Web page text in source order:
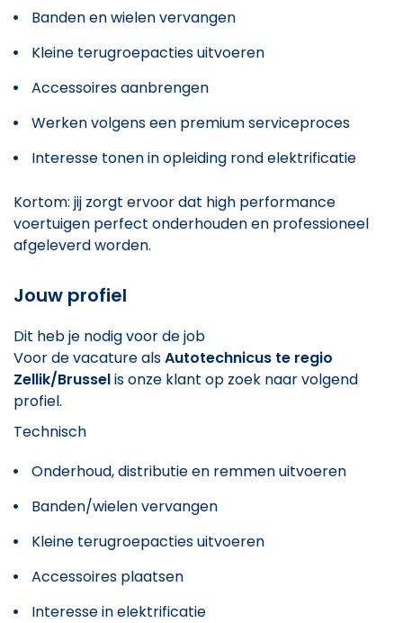
Banden en wielen vervangen
Kleine terugroepacties uitvoeren
Accessoires aanbrengen
Werken volgens een premium serviceproces
Interesse tonen in opleiding rond elektrificatie
Kortom: jij zorgt ervoor dat high performance
voertuigen perfect onderhouden en professioneel
afgeleverd worden.
Jouw profiel
Dit heb je nodig voor de job
Voor de vacature alsAutotechnicus te regio
Zellik/Brusselis onze klant op zoek naar volgend
profiel.
Technisch
Onderhoud, distributie en remmen uitvoeren
Banden/wielen vervangen
Kleine terugroepacties uitvoeren
Accessoires plaatsen
Interesse in elektrificatie